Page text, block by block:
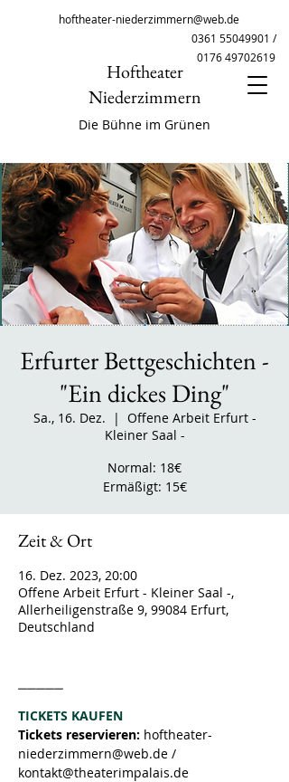
hoftheater-niederzimmern@web.de
Hoftheater
Niederzimmern
0361 55049901 /
0176 49702619
Die Bühne im Grünen
Erfurter Bettgeschichten -
"Ein dickes Ding"
Sa., 16. Dez.
  |
Offene Arbeit Erfurt -
Kleiner Saal -
Normal: 18€
Ermäßigt: 15€
Zeit & Ort
16. Dez. 2023, 20:00
Offene Arbeit Erfurt - Kleiner Saal -,
Allerheiligenstraße 9, 99084 Erfurt,
Deutschland
TICKETS KAUFEN
Tickets reservieren: hoftheater-
niederzimmern@web.de /
kontakt@theaterimpalais.de